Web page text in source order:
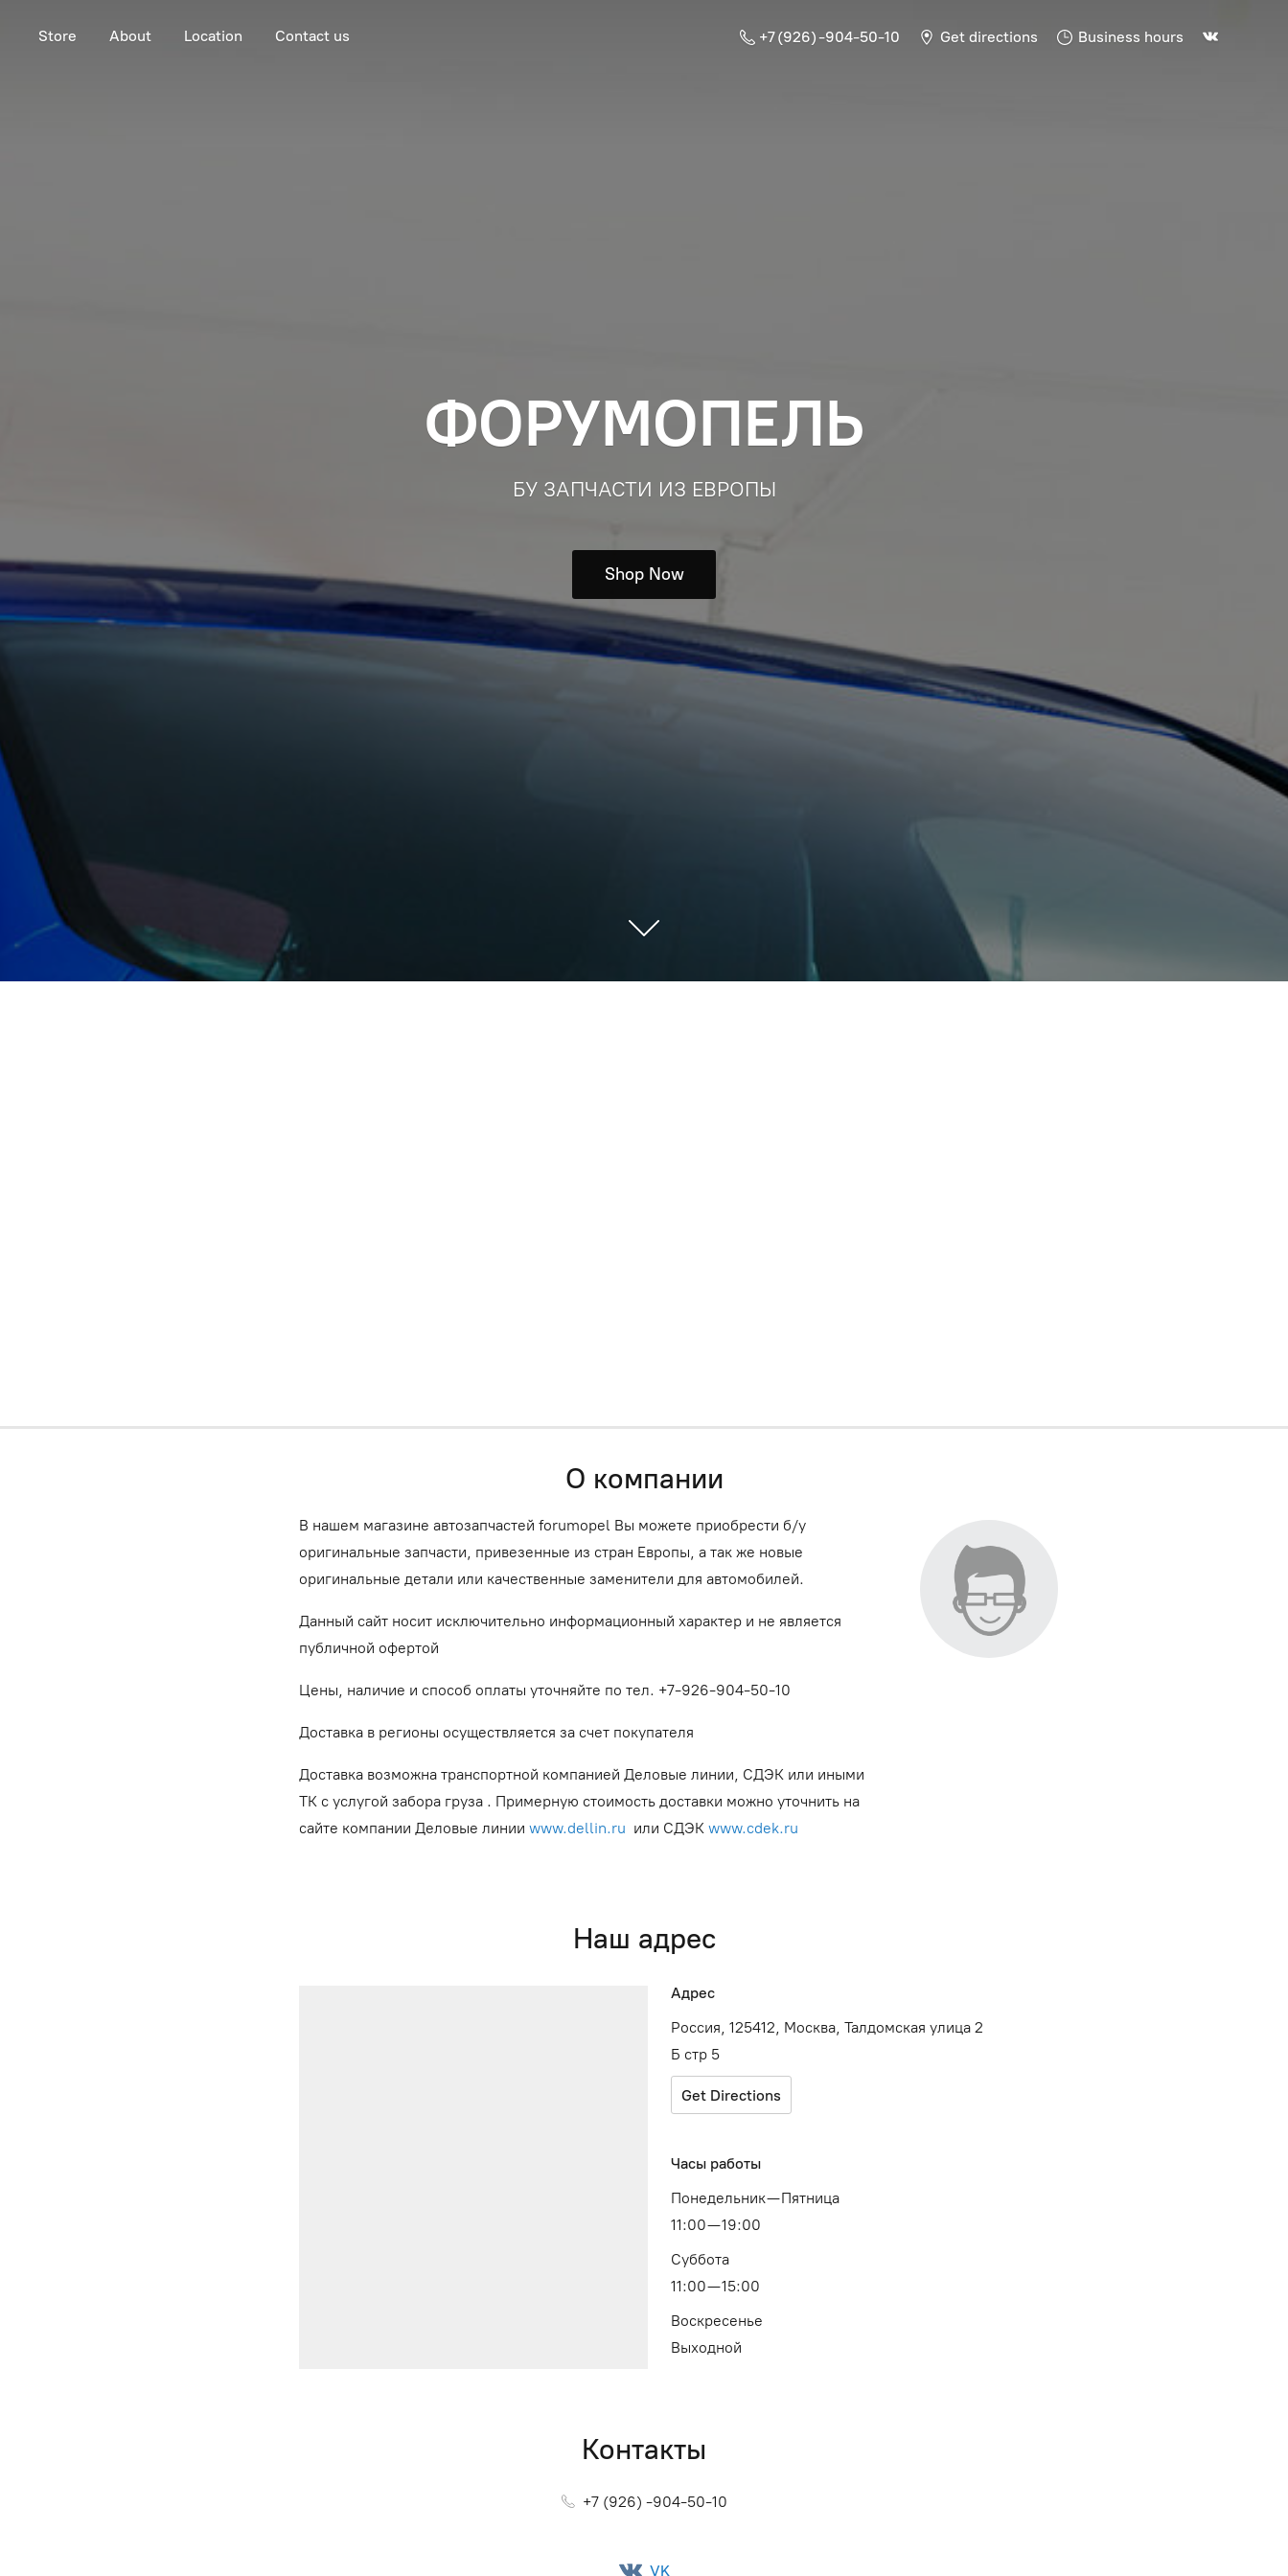
Store About Location Contact us +7 (926) -904-50-10 Get directions Business hours
ФОРУМОПЕЛЬ
БУ ЗАПЧАСТИ ИЗ ЕВРОПЫ
Shop Now
О компании
В нашем магазине автозапчастей forumopel Вы можете приобрести б/у
оригинальные запчасти, привезенные из стран Европы, а так же новые
оригинальные детали или качественные заменители для автомобилей.
Данный сайт носит исключительно информационный характер и не является
публичной офертой
Цены, наличие и способ оплаты уточняйте по тел. +7-926-904-50-10
Доставка в регионы осуществляется за счет покупателя
Доставка возможна транспортной компанией Деловые линии, СДЭК или иными
ТК с услугой забора груза . Примерную стоимость доставки можно уточнить на
сайте компании Деловые линии www.dellin.ru или СДЭК www.cdek.ru
Наш адрес
Адрес
Россия, 125412, Москва, Талдомская улица 2
Б стр 5
Get Directions
Часы работы
Понедельник — Пятница
11:00 — 19:00
Суббота
11:00 — 15:00
Воскресенье
Выходной
Контакты
+7 (926) -904-50-10
VK